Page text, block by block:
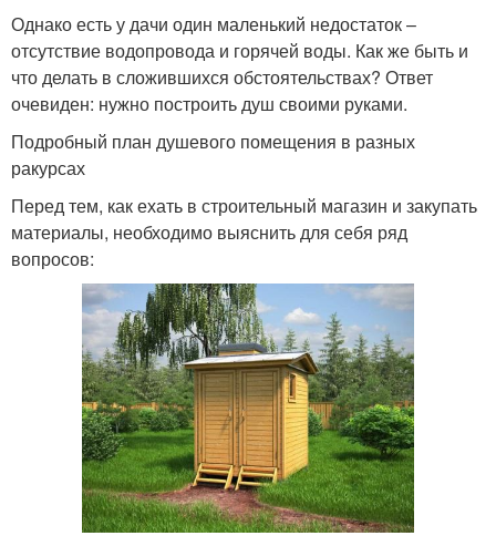
Однако есть у дачи один маленький недостаток –
отсутствие водопровода и горячей воды. Как же быть и
что делать в сложившихся обстоятельствах? Ответ
очевиден: нужно построить душ своими руками.
Подробный план душевого помещения в разных
ракурсах
Перед тем, как ехать в строительный магазин и закупать
материалы, необходимо выяснить для себя ряд
вопросов: